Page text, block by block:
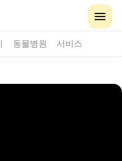
동물병원 서비스